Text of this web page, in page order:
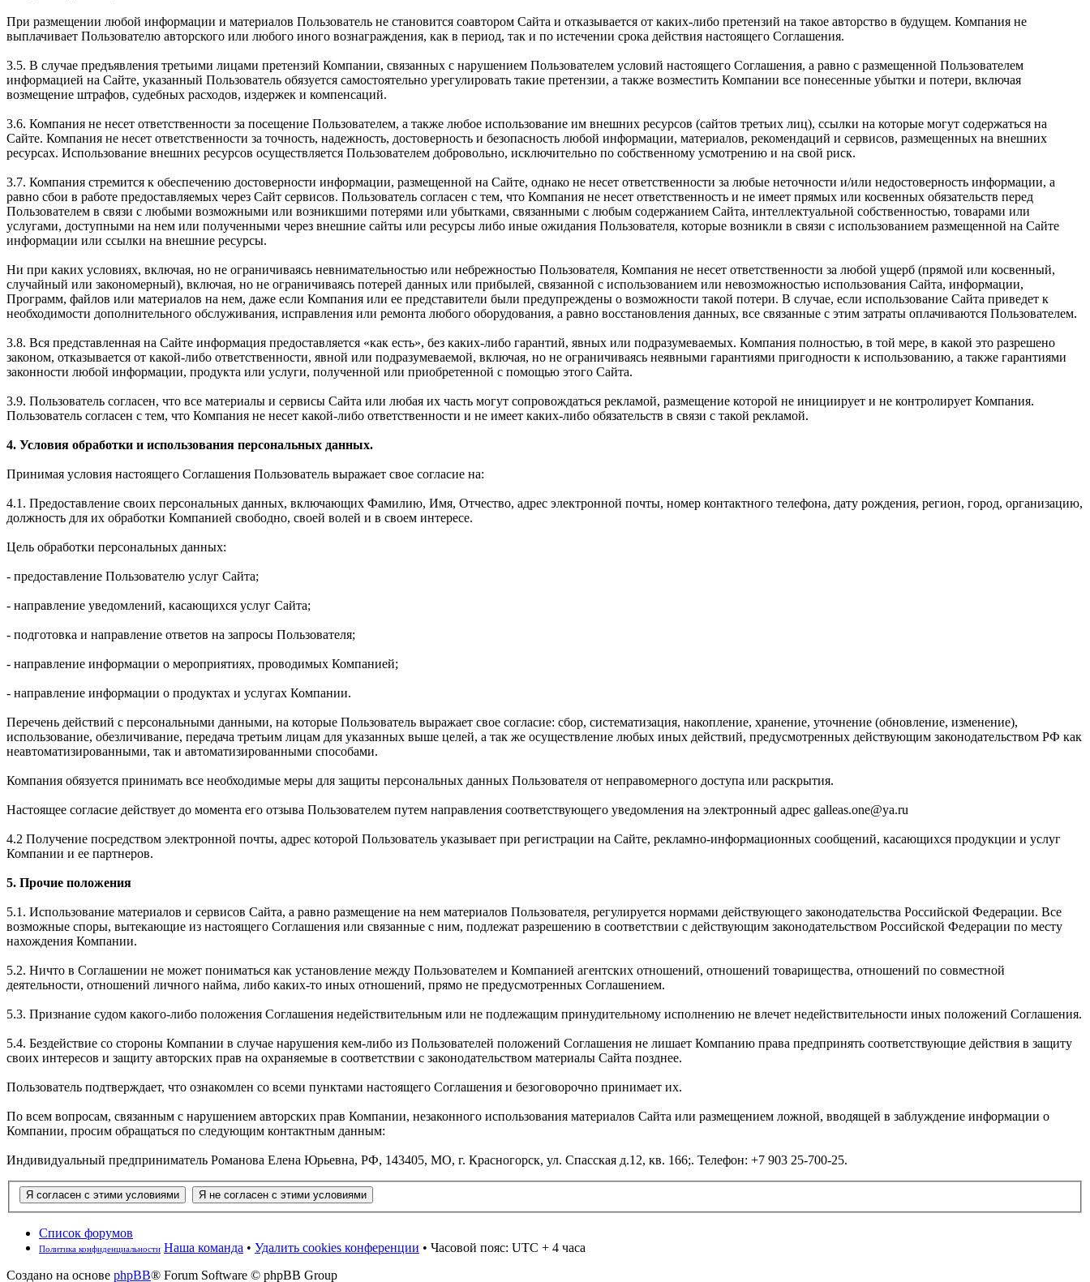
При размещении любой информации и материалов Пользователь не становится соавтором Сайта и отказывается от каких-либо претензий на такое авторство в будущем. Компания не
выплачивает Пользователю авторского или любого иного вознаграждения, как в период, так и по истечении срока действия настоящего Соглашения.
3.5. В случае предъявления третьими лицами претензий Компании, связанных с нарушением Пользователем условий настоящего Соглашения, а равно с размещенной Пользователем
информацией на Сайте, указанный Пользователь обязуется самостоятельно урегулировать такие претензии, а также возместить Компании все понесенные убытки и потери, включая
возмещение штрафов, судебных расходов, издержек и компенсаций.
3.6. Компания не несет ответственности за посещение Пользователем, а также любое использование им внешних ресурсов (сайтов третьих лиц), ссылки на которые могут содержаться на
Сайте. Компания не несет ответственности за точность, надежность, достоверность и безопасность любой информации, материалов, рекомендаций и сервисов, размещенных на внешних
ресурсах. Использование внешних ресурсов осуществляется Пользователем добровольно, исключительно по собственному усмотрению и на свой риск.
3.7. Компания стремится к обеспечению достоверности информации, размещенной на Сайте, однако не несет ответственности за любые неточности и/или недостоверность информации, а
равно сбои в работе предоставляемых через Сайт сервисов. Пользователь согласен с тем, что Компания не несет ответственность и не имеет прямых или косвенных обязательств перед
Пользователем в связи с любыми возможными или возникшими потерями или убытками, связанными с любым содержанием Сайта, интеллектуальной собственностью, товарами или
услугами, доступными на нем или полученными через внешние сайты или ресурсы либо иные ожидания Пользователя, которые возникли в связи с использованием размещенной на Сайте
информации или ссылки на внешние ресурсы.
Ни при каких условиях, включая, но не ограничиваясь невнимательностью или небрежностью Пользователя, Компания не несет ответственности за любой ущерб (прямой или косвенный,
случайный или закономерный), включая, но не ограничиваясь потерей данных или прибылей, связанной с использованием или невозможностью использования Сайта, информации,
Программ, файлов или материалов на нем, даже если Компания или ее представители были предупреждены о возможности такой потери. В случае, если использование Сайта приведет к
необходимости дополнительного обслуживания, исправления или ремонта любого оборудования, а равно восстановления данных, все связанные с этим затраты оплачиваются Пользователем.
3.8. Вся представленная на Сайте информация предоставляется «как есть», без каких-либо гарантий, явных или подразумеваемых. Компания полностью, в той мере, в какой это разрешено
законом, отказывается от какой-либо ответственности, явной или подразумеваемой, включая, но не ограничиваясь неявными гарантиями пригодности к использованию, а также гарантиями
законности любой информации, продукта или услуги, полученной или приобретенной с помощью этого Сайта.
3.9. Пользователь согласен, что все материалы и сервисы Сайта или любая их часть могут сопровождаться рекламой, размещение которой не инициирует и не контролирует Компания.
Пользователь согласен с тем, что Компания не несет какой-либо ответственности и не имеет каких-либо обязательств в связи с такой рекламой.
4. Условия обработки и использования персональных данных.
Принимая условия настоящего Соглашения Пользователь выражает свое согласие на:
4.1. Предоставление своих персональных данных, включающих Фамилию, Имя, Отчество, адрес электронной почты, номер контактного телефона, дату рождения, регион, город, организацию,
должность для их обработки Компанией свободно, своей волей и в своем интересе.
Цель обработки персональных данных:
- предоставление Пользователю услуг Сайта;
- направление уведомлений, касающихся услуг Сайта;
- подготовка и направление ответов на запросы Пользователя;
- направление информации о мероприятиях, проводимых Компанией;
- направление информации о продуктах и услугах Компании.
Перечень действий с персональными данными, на которые Пользователь выражает свое согласие: сбор, систематизация, накопление, хранение, уточнение (обновление, изменение),
использование, обезличивание, передача третьим лицам для указанных выше целей, а так же осуществление любых иных действий, предусмотренных действующим законодательством РФ как
неавтоматизированными, так и автоматизированными способами.
Компания обязуется принимать все необходимые меры для защиты персональных данных Пользователя от неправомерного доступа или раскрытия.
Настоящее согласие действует до момента его отзыва Пользователем путем направления соответствующего уведомления на электронный адрес galleas.one@ya.ru
4.2 Получение посредством электронной почты, адрес которой Пользователь указывает при регистрации на Сайте, рекламно-информационных сообщений, касающихся продукции и услуг
Компании и ее партнеров.
5. Прочие положения
5.1. Использование материалов и сервисов Сайта, а равно размещение на нем материалов Пользователя, регулируется нормами действующего законодательства Российской Федерации. Все
возможные споры, вытекающие из настоящего Соглашения или связанные с ним, подлежат разрешению в соответствии с действующим законодательством Российской Федерации по месту
нахождения Компании.
5.2. Ничто в Соглашении не может пониматься как установление между Пользователем и Компанией агентских отношений, отношений товарищества, отношений по совместной
деятельности, отношений личного найма, либо каких-то иных отношений, прямо не предусмотренных Соглашением.
5.3. Признание судом какого-либо положения Соглашения недействительным или не подлежащим принудительному исполнению не влечет недействительности иных положений Соглашения.
5.4. Бездействие со стороны Компании в случае нарушения кем-либо из Пользователей положений Соглашения не лишает Компанию права предпринять соответствующие действия в защиту
своих интересов и защиту авторских прав на охраняемые в соответствии с законодательством материалы Сайта позднее.
Пользователь подтверждает, что ознакомлен со всеми пунктами настоящего Соглашения и безоговорочно принимает их.
По всем вопросам, связанным с нарушением авторских прав Компании, незаконного использования материалов Сайта или размещением ложной, вводящей в заблуждение информации о
Компании, просим обращаться по следующим контактным данным:
Индивидуальный предприниматель Романова Елена Юрьевна, РФ, 143405, МО, г. Красногорск, ул. Спасская д.12, кв. 166;. Телефон: +7 903 25-700-25.
Список форумов
Политика конфиденциальности Наша команда • Удалить cookies конференции • Часовой пояс: UTC + 4 часа
Создано на основе phpBB® Forum Software © phpBB Group